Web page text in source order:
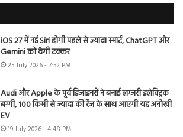
iOS 27 में नई Siri होगी पहले से ज्यादा स्मार्ट, ChatGPT और
Gemini को देगी टक्कर
25 July 2026 - 7:52 PM
Audi और Apple के पूर्व डिजाइनरों ने बनाई लग्जरी इलेक्ट्रिक
बग्गी, 100 किमी से ज्यादा की रेंज के साथ आएगी यह अनोखी
EV
19 July 2026 - 4:48 PM